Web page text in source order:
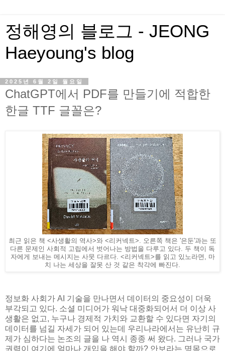
정해영의 블로그 - JEONG
Haeyoung's blog
2025년 6월 2일 월요일
ChatGPT에서 PDF를 만들기에 적합한
한글 TTF 글꼴은?
최근 읽은 책 <사생활의 역사>와 <리커넥트>. 오른쪽 책은 '은둔'과는 또
다른 문제인 사회적 고립에서 벗어나는 방법을 다루고 있다. 두 책이 독
자에게 보내는 메시지는 사뭇 다르다. <리커넥트>를 읽고 있노라면, 마
치 나는 세상을 잘못 산 것 같은 착각에 빠진다.
정보화 사회가 AI 기술을 만나면서 데이터의 중요성이 더욱
부각되고 있다. 소셜 미디어가 워낙 대중화되어서 더 이상 사
생활은 없고, 누구나 경제적 가치와 교환할 수 있다면 자기의
데이터를 넘길 자세가 되어 있는데 우리나라에서는 유난히 규
제가 심하다는 논조의 글을 나 역시 종종 써 왔다. 그러나 국가
권력이 여기에 얼마나 개입을 해야 할까? 안보라는 명목으로